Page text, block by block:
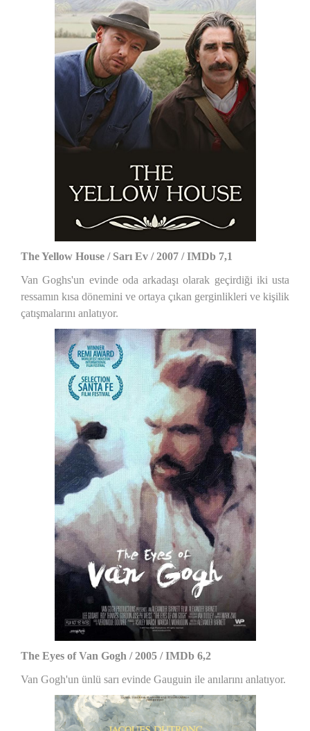
The Yellow House / Sarı Ev / 2007 / IMDb 7,1
Van Goghs'un evinde oda arkadaşı olarak geçirdiği iki usta
ressamın kısa dönemini ve ortaya çıkan gerginlikleri ve kişilik
çatışmalarını anlatıyor.
The Eyes of Van Gogh / 2005 / IMDb 6,2
Van Gogh'un ünlü sarı evinde Gauguin ile anılarını anlatıyor.